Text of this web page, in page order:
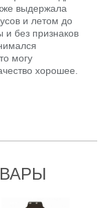
выдержала
и летом до
без признаков
могу
хорошее.